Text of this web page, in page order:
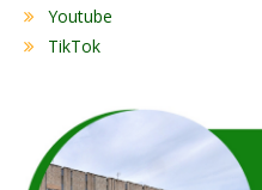
Youtube
TikTok